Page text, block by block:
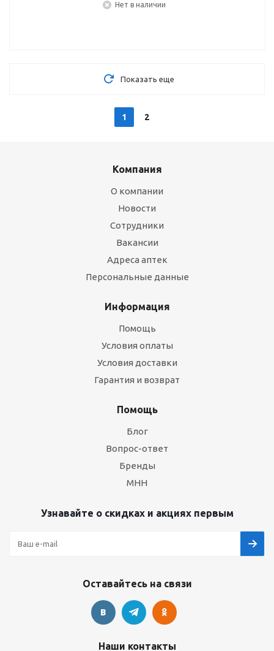
Нет в наличии
Показать еще
1 2
Компания
О компании
Новости
Сотрудники
Вакансии
Адреса аптек
Персональные данные
Информация
Помощь
Условия оплаты
Условия доставки
Гарантия и возврат
Помощь
Блог
Вопрос-ответ
Бренды
МНН
Узнавайте о скидках и акциях первым
Оставайтесь на связи
Наши контакты